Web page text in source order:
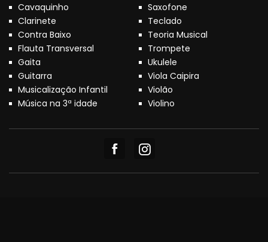
Cavaquinho
Clarinete
Contra Baixo
Flauta Transversal
Gaita
Guitarra
Musicalização Infantil
Música na 3ª idade
Saxofone
Teclado
Teoria Musical
Trompete
Ukulele
Viola Caipira
Violão
Violino